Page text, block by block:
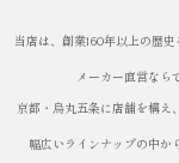
当店は、創業160年以上の歴
メーカー直営なら
京都・烏丸五条に店舗を構え
幅広いラインナップの中か